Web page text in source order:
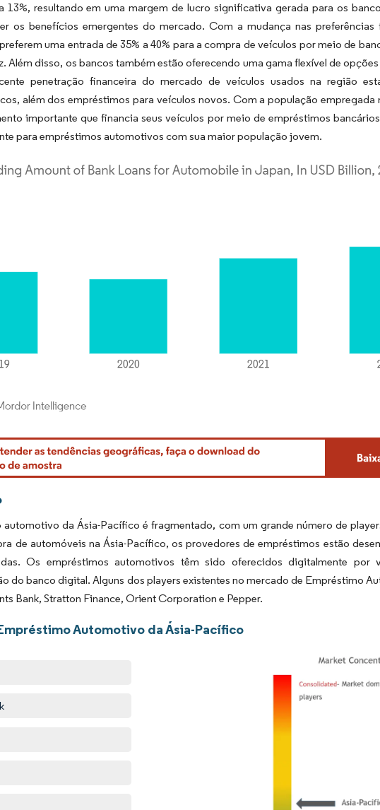
13%, resultando em uma margem de lucro significativa gerada para os
os benefícios emergentes do mercado. Com a mudança nas preferências
uma entrada de 35% a 40% para a compra de veículos por meio de
Além disso, os bancos também estão oferecendo uma gama flexível de
penetração financeira do mercado de veículos usados na região
além dos empréstimos para veículos novos. Com a população empregada
importante que financia seus veículos por meio de empréstimos
para empréstimos automotivos com sua maior população jovem.
requer atribuição conforme CC BY 4.0.
da Ásia-Pacífico é fragmentado, com um grande número de
de automóveis na Ásia-Pacífico, os provedores de empréstimos estão
Os empréstimos automotivos têm sido oferecidos digitalmente por
do banco digital. Alguns dos players existentes no mercado de Empréstimo
Bank, Stratton Finance, Orient Corporation e Pepper.
Automotivo da Ásia-Pacífico